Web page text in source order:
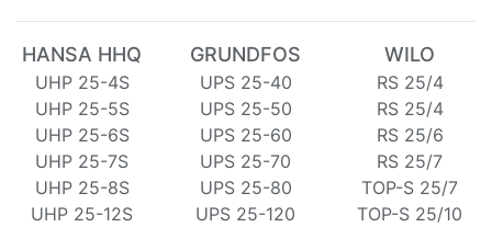
HANSA HHQ GRUNDFOS WILO
UHP 25-4S UPS 25-40
RS 25/4
UHP 25-5S
UPS 25-50
RS 25/4
UHP 25-6S
UPS 25-60
RS 25/6
UHP 25-7S
UPS 25-70
RS 25/7
UHP 25-8S
UPS 25-80
TOP-S 25/7
UHP 25-12S
UPS 25-120
TOP-S 25/10